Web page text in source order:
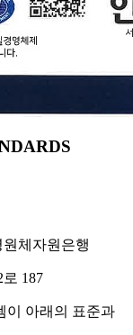
체자원은행
187
이 아래의 표준과